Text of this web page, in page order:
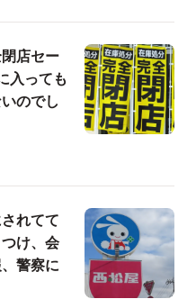
店セー
入っても
のでし
れてて
け、会
警察に